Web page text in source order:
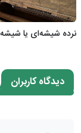
نرده شیشه‌ای یا شیشه
دیدگاه کاربران